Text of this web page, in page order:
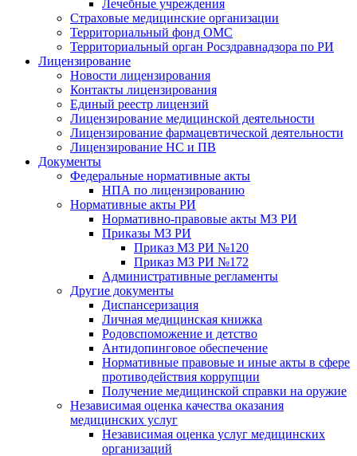
Лечебные учреждения
Страховые медицинские организации
Территориальный фонд ОМС
Территориальный орган Росздравнадзора по РИ
Лицензирование
Новости лицензирования
Контакты лицензирования
Единый реестр лицензий
Лицензирование медицинской деятельности
Лицензирование фармацевтической деятельности
Лицензирование НС и ПВ
Документы
Федеральные нормативные акты
НПА по лицензированию
Нормативные акты РИ
Нормативно-правовые акты МЗ РИ
Приказы МЗ РИ
Приказ МЗ РИ №120
Приказ МЗ РИ №172
Административные регламенты
Другие документы
Диспансеризация
Личная медицинская книжка
Родовспоможение и детство
Антидопинговое обеспечение
Нормативные правовые и иные акты в сфере
противодействия коррупции
Получение медицинской справки на оружие
Независимая оценка качества оказания
медицинских услуг
Независимая оценка услуг медицинскиx
организаций